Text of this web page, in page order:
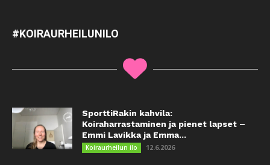
#KOIRAURHEILUNILO
SporttiRakin kahvila:
Koiraharrastaminen ja pienet lapset –
Emmi Lavikka ja Emma...
Koiraurheilun ilo 12.6.2026